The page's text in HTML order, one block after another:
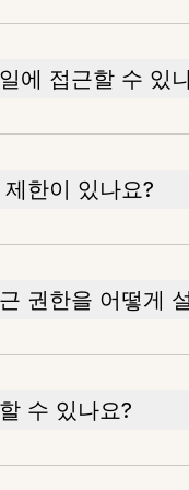
에 접근할 수 있
한이 있나요?
권한을 어떻게
수 있나요?